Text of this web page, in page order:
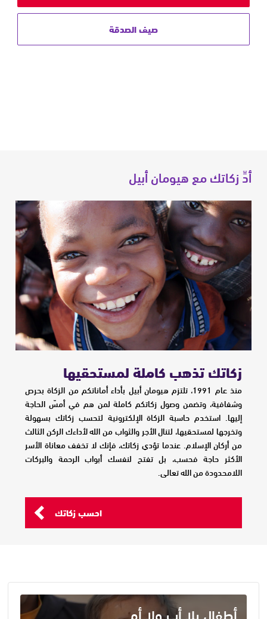
صيف الصدقة
أدِّ زكاتك مع هيومان أبيل
زكاتك تذهب كاملة لمستحقيها
منذ عام 1991، تلتزم هيومان أبيل بأداء أماناتكم من الزكاة بحرص
وشفافية، وتضمن وصول زكاتكم كاملة لمن هم في أمسّ الحاجة
إليها. استخدم حاسبة الزكاة الإلكترونية لتحسب زكاتك بسهولة
وتخرجها لمستحقيها، لتنال الأجر والثواب من الله لأداءك الركن الثالث
من أركان الإسلام. عندما تؤدي زكاتك، فإنك لا تخفف معاناة الأسر
الأكثر حاجة فحسب، بل تفتح لنفسك أبواب الرحمة والبركات
اللامحدودة من الله تعالى.
احسب زكاتك